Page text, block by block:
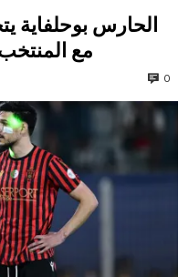
الحارس بوحلفاية
مع
0